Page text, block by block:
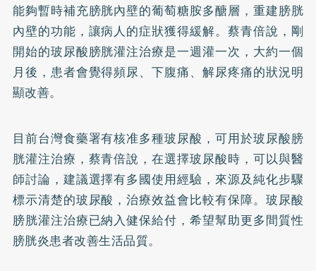
能夠暫時補充膀胱內壁的葡萄糖胺多醣層，重建膀胱
內壁的功能，讓病人的症狀獲得緩解。蔡青倍說，剛
開始的玻尿酸膀胱灌注治療是一週灌一次，大約一個
月後，患者會覺得頻尿、下腹痛、解尿疼痛的狀況明
顯改善。
目前台灣食藥署有核准多種玻尿酸，可用於玻尿酸膀
胱灌注治療，蔡青倍說，在選擇玻尿酸時，可以與醫
師討論，建議選擇有多國使用經驗，來源及純化步驟
標示清楚的玻尿酸，治療效益會比較有保障。玻尿酸
膀胱灌注治療已納入健保給付，希望幫助更多間質性
膀胱炎患者改善生活品質。